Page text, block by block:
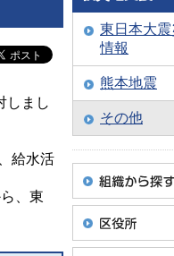
しまし
給水活
、東
東日本大
情報
熊本地震
その他